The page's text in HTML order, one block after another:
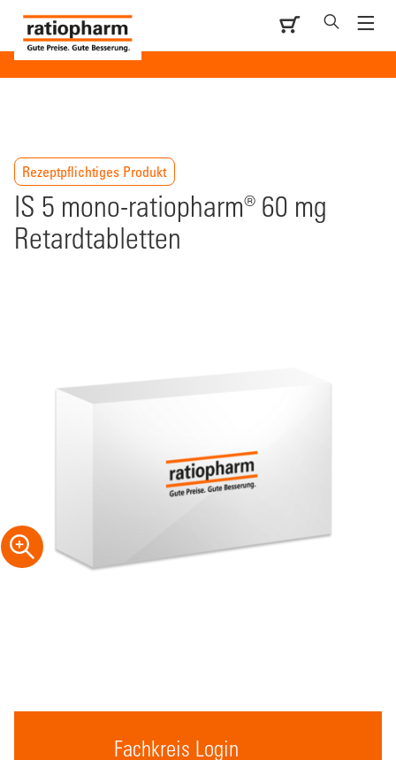
Rezeptpflichtiges Produkt
IS 5 mono-ratiopharm® 60 mg
Retardtabletten
Fachkreis Login